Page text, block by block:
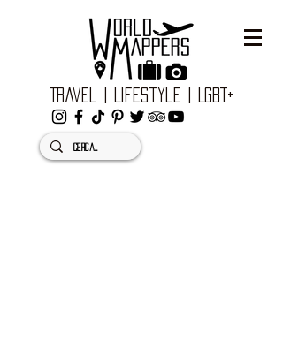
Travel | Lifestyle | LGBT+